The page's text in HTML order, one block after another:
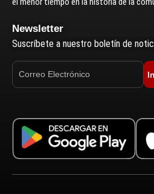
Newsletter
Suscríbete a nuestro boletín de